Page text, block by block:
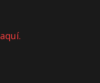
aquí.